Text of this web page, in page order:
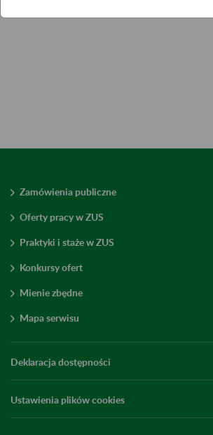
Zamówienia publiczne
Oferty pracy w ZUS
Praktyki i staże w ZUS
Konkursy ofert
Mienie zbędne
Mapa serwisu
Deklaracja dostępności
Ustawienia plików cookies